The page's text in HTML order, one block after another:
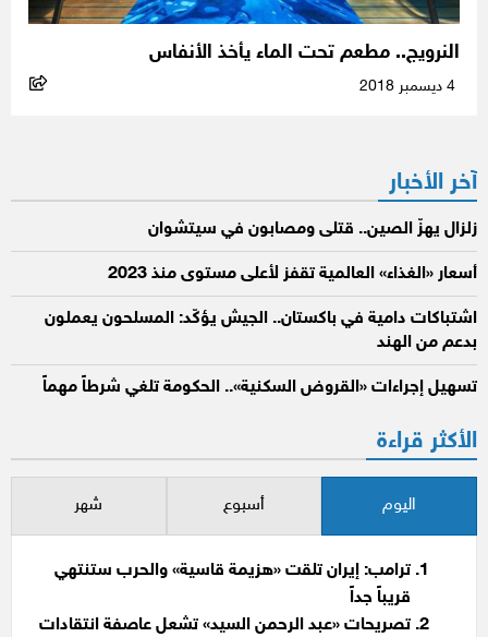
النرويج.. مطعم تحت الماء يأخذ الأنفاس
آخر الأخبار
زلزال يهزّ الصين.. قتلى ومصابون في سيتشوان
أسعار «الغذاء» العالمية تقفز لأعلى مستوى منذ 2023
اشتباكات دامية في باكستان.. الجيش يؤكّد: المسلحون يعملون
بدعم من الهند
تسهيل إجراءات «القروض السكنية».. الحكومة تلغي شرطاً مهماً
الأكثر قراءة
اليوم أسبوع شهر
ترامب: إيران تلقت «هزيمة قاسية» والحرب ستنتهي
قريباً جداً
تصريحات «عبد الرحمن السيد» تشعل عاصفة انتقادات